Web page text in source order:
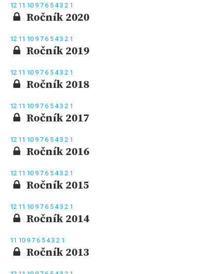
12 11 10 9 7 6 5 43 2 1
Ročník 2020
12 11 10 9 7 6 5 43 2 1
Ročník 2019
12 11 10 9 7 6 5 43 2 1
Ročník 2018
12 11 10 9 7 6 5 43 2 1
Ročník 2017
12 11 10 9 7 6 5 43 2 1
Ročník 2016
12 11 10 9 7 6 5 43 2 1
Ročník 2015
12 11 10 9 7 6 5 43 2 1
Ročník 2014
11 10 9 7 6 5 43 2 1
Ročník 2013